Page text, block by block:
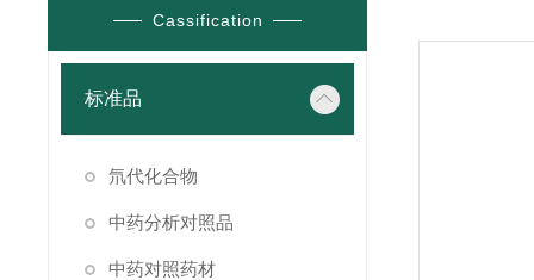
Cassification
标准品
氘代化合物
中药分析对照品
中药对照药材